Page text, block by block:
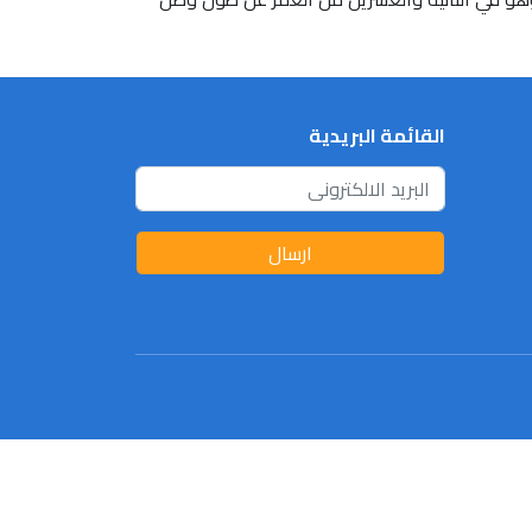
القائمة البريدية
ارسال